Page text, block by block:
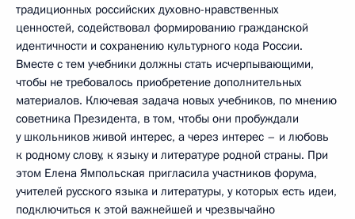
традиционных российских духовно-нравственных
ценностей, содействовал формированию гражданской
идентичности и сохранению культурного кода России.
Вместе с тем учебники должны стать исчерпывающими,
чтобы не требовалось приобретение дополнительных
материалов. Ключевая задача новых учебников, по мнению
советника Президента, в том, чтобы они пробуждали
у школьников живой интерес, а через интерес – и любовь
к родному слову, к языку и литературе родной страны. При
этом Елена Ямпольская пригласила участников форума,
учителей русского языка и литературы, у которых есть идеи,
подключиться к этой важнейшей и чрезвычайно